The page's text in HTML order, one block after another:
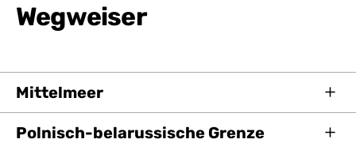
Wegweiser
Mittelmeer
Polnisch-belarussische Grenze